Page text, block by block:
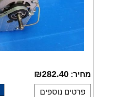
מחיר: ₪282.40
פרטים נוספים